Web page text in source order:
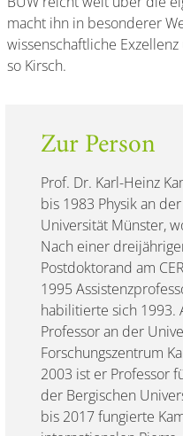
macht ihn in besonderer
wissenschaftliche
so Kirsch.
Zur Person
Prof. Dr. Karl-Heinz
bis 1983 Physik an
Universität Münster,
Nach einer
Postdoktorand am
1995
habilitierte sich 1993.
Professor an der
Forschungszentrum
2003 ist er Professor
der Bergischen
bis 2017 fungierte